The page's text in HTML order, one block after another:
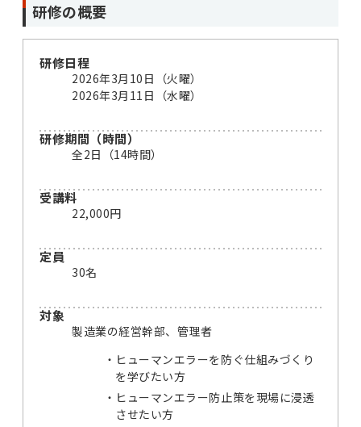
研修の概要
研修日程
2026年3月10日（火曜）
2026年3月11日（水曜）
研修期間（時間）
全2日（14時間）
受講料
22,000円
定員
30名
対象
製造業の経営幹部、管理者
ヒューマンエラーを防ぐ仕組みづくり
を学びたい方
ヒューマンエラー防止策を現場に浸透
させたい方